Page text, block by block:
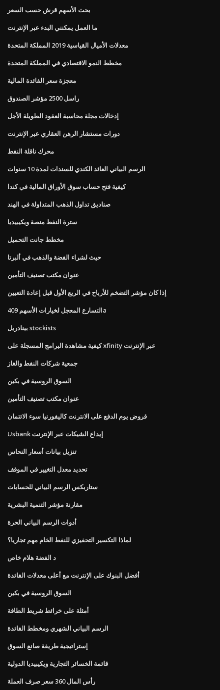
بحث الأسهم قرش حسب السعر
ما العمل يمكنني البدء عبر الإنترنت
معدلات الأميال القياسية 2019 المملكة المتحدة
مخطط النمو الاقتصادي في المملكة المتحدة
معجزة سعر الفائدة المالية
راسل 2500 مؤشر الصندوق
إدخالات مجلة محاسبة العقود الطويلة الأجل
دورات مستشار الرهن العقاري عبر الإنترنت
محرك ناقلة النفط
الرسم البياني العائد الكندي للسندات لمدة 10 سنوات
كيفية فتح حساب سوق الأوراق المالية في كندا
صناديق تداول الذهب المتداولة في الهند
سترة النفط منصة ويكيبيديا
مخطط جانت التحميل
حيث لشراء الفضة والذهب في ألبرتا
عنوان مكتب تصنيف التأمين
إذا كان مؤشر التضخم للأرباح في الربع الأول قبل إعادة التعيين
التسارع المعجل لخيارات الأسهم 409a
بينادريل stockists
كيفية مشاهدة البرامج المسجلة على xfinity عبر الإنترنت
جمعية شركات النفط والغاز
السوق الروسية في بكين
عنوان مكتب تصنيف التأمين
قروض يوم الدفع على الانترنت كاليفورنيا سوء الائتمان
Usbank إيداع الشيكات عبر الإنترنت
تنزيل بيانات أسعار النحاس
تحديد معدل التغيير في الموقف
ستاربكس الرسم البياني للحسابات
مقارنة مؤشر التنمية البشرية
أدوات الرسم البياني الحرة
لماذا التكسير التحفيزي للنفط الخام مهم تجاريا؟
د الفضة هلام خاص
أفضل البنوك على الإنترنت مع أعلى معدلات الفائدة
السوق الروسية في بكين
أمثلة على خرائط شريط الطاقة
الرسم البياني الشهري ومخطط الفائدة
إستراتيجية طريقة صانع السوق
قائمة الخسائر التجارية ويكيبيديا الدولية
رأس المال 360 سعر صرف العملة